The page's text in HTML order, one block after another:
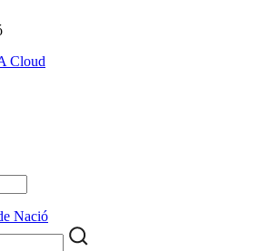
Cloud
Nació